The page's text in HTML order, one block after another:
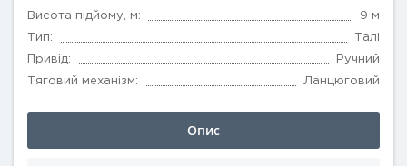
Висота підйому, м: 9 м
Тип: Талі
Привід: Ручний
Тяговий механізм: Ланцюговий
Опис